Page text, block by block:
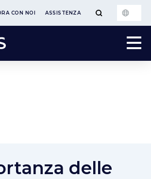
CON NOI ASSISTENZA
delle